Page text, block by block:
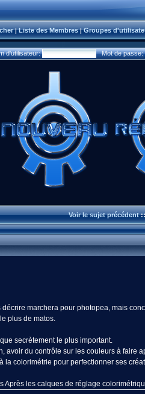
|Liste des Membres|Groupes
d'utilisateur: Mot de passe:
Voir le sujet précédent
marchera pour photopea, mais
plus de matos.
secrètement le plus important.
avoir du contrôle sur les couleurs à faire
la colorimétrie pour perfectionner ses
Après les calques de réglage